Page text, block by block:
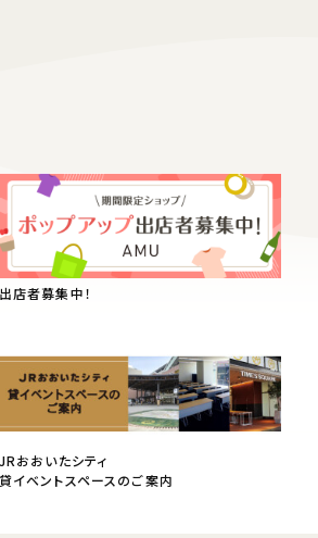
出店者募集中！
JRおおいたシティ
貸イベントスペースのご案内